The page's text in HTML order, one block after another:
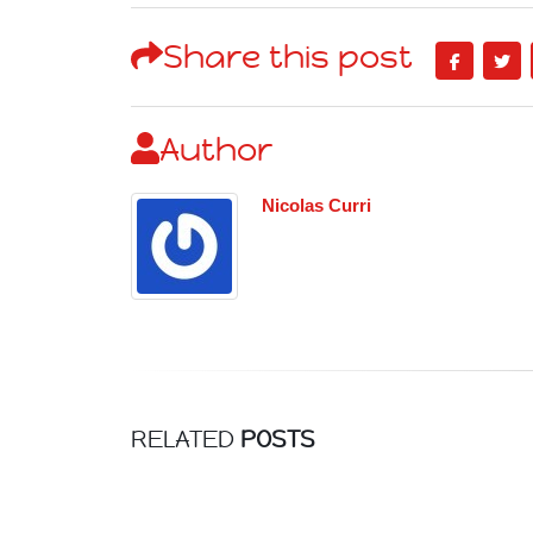
Share this post
Author
Nicolas Curri
RELATED POSTS